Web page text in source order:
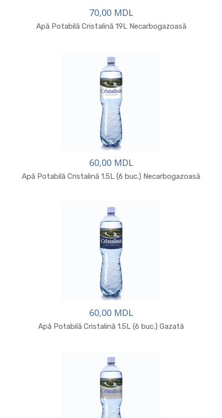
70,00 MDL
Apă Potabilă Cristalină 19L Necarbogazoasă
60,00 MDL
Apă Potabilă Cristalină 1.5L (6 buc.) Necarbogazoasă
60,00 MDL
Apă Potabilă Cristalină 1.5L (6 buc.) Gazată